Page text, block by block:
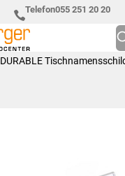
Telefon055 251 20 20
DURABLE